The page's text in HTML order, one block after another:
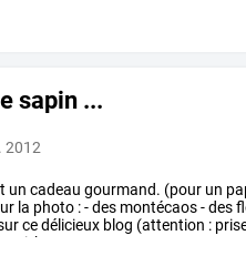
sapin ...
2012
un cadeau gourmand. (pour un
la photo : - des montécaos -
ce délicieux blog (attention :
i*ke*a.